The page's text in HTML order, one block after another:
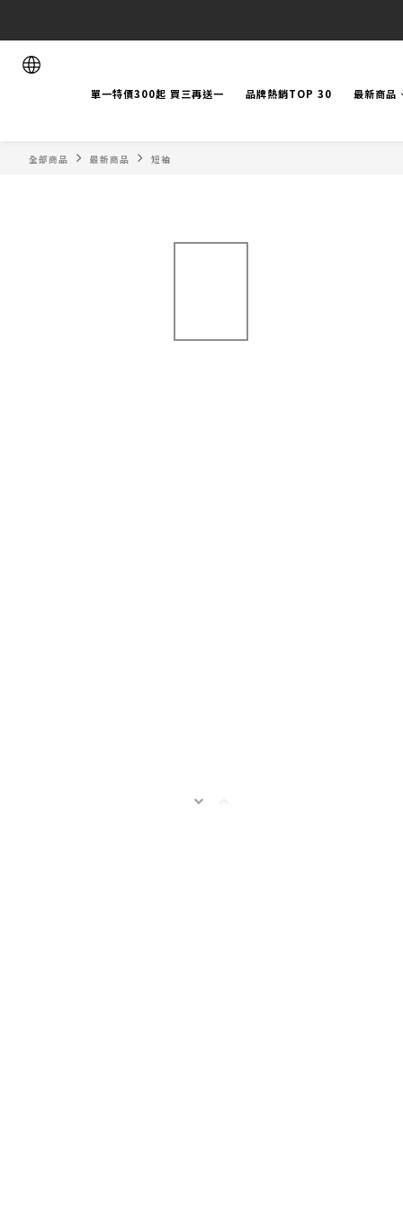
單一特價300起 買三再送一 品牌熱銷TOP 30 最新商品
全部商品 最新商品 短袖